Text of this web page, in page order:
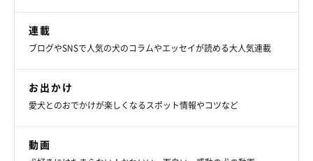
連載
ブログやSNSで人気の犬のコラムやエッセイが読める大人気連載
お出かけ
愛犬とのおでかけが楽しくなるスポット情報やコツなど
動画